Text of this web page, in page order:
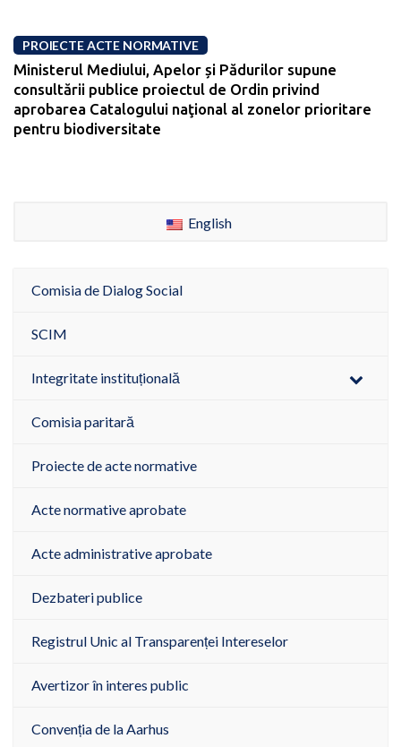
PROIECTE ACTE NORMATIVE
Ministerul Mediului, Apelor și Pădurilor supune
consultării publice proiectul de Ordin privind
aprobarea Catalogului naţional al zonelor prioritare
pentru biodiversitate
English
Comisia de Dialog Social
SCIM
Integritate instituțională
Comisia paritară
Proiecte de acte normative
Acte normative aprobate
Acte administrative aprobate
Dezbateri publice
Registrul Unic al Transparenței Intereselor
Avertizor în interes public
Convenția de la Aarhus